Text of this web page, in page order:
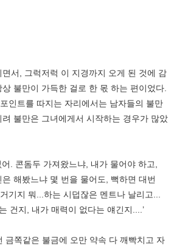
서, 그럭저럭 이 지경까지 오게 된 것에 감
불만이 가득한 걸로 한 몫 하는 편이었다.
인트를 따지는 자리에서는 남자들의 불만
불만은 그녀에게서 시작하는 경우가 많았
. 콘돔두 가져왔느냐, 내가 물어야 하고,
해봤느냐 몇 번을 물어도, 뻑하면 대번
기지 뭐...하는 시덥잖은 멘트나 날리고...
건지, 내가 매력이 없다는 얘긴지....’
금쪽같은 불금에 오만 약속 다 깨빡치고 자